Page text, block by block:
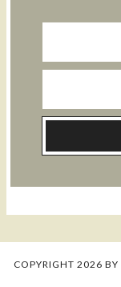
COPYRIGHT 2026 BY